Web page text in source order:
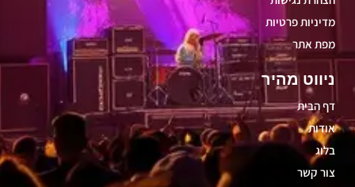
ניווט מהיר
דף הבית
אודות
בלוג
צור קשר
מדיניות פרטיות
מפת אתר